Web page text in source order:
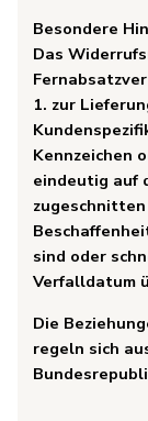
Besondere
Das
1. zur
Kennzeichen
eindeutig auf
sind oder
Verfalldatum
Die
regeln sich